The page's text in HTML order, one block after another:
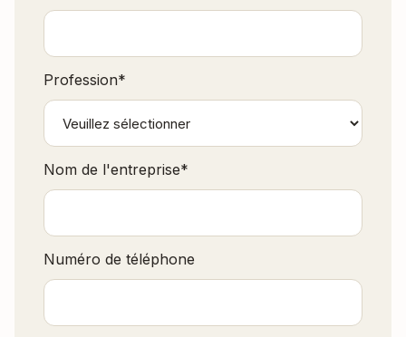
Profession*
Nom de l'entreprise*
Numéro de téléphone